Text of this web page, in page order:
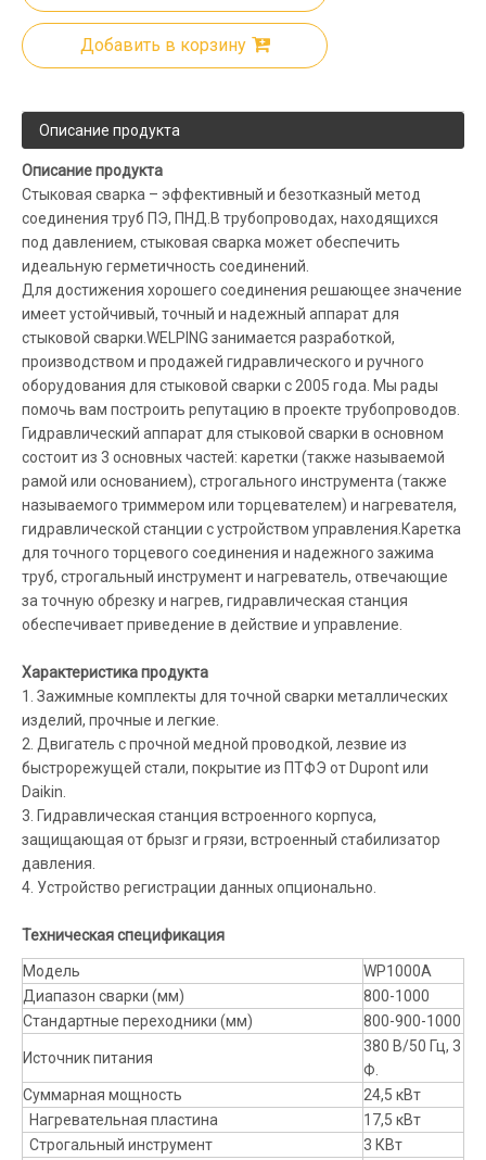
Добавить в корзину
Описание продукта
Описание продукта
Стыковая сварка – эффективный и безотказный метод
соединения труб ПЭ, ПНД.В трубопроводах, находящихся
под давлением, стыковая сварка может обеспечить
идеальную герметичность соединений.
Для достижения хорошего соединения решающее значение
имеет устойчивый, точный и надежный аппарат для
стыковой сварки.WELPING занимается разработкой,
производством и продажей гидравлического и ручного
оборудования для стыковой сварки с 2005 года. Мы рады
помочь вам построить репутацию в проекте трубопроводов.
Гидравлический аппарат для стыковой сварки в основном
состоит из 3 основных частей: каретки (также называемой
рамой или основанием), строгального инструмента (также
называемого триммером или торцевателем) и нагревателя,
гидравлической станции с устройством управления.Каретка
для точного торцевого соединения и надежного зажима
труб, строгальный инструмент и нагреватель, отвечающие
за точную обрезку и нагрев, гидравлическая станция
обеспечивает приведение в действие и управление.
Характеристика продукта
1. Зажимные комплекты для точной сварки металлических
изделий, прочные и легкие.
2. Двигатель с прочной медной проводкой, лезвие из
быстрорежущей стали, покрытие из ПТФЭ от Dupont или
Daikin.
3. Гидравлическая станция встроенного корпуса,
защищающая от брызг и грязи, встроенный стабилизатор
давления.
4. Устройство регистрации данных опционально.
Техническая спецификация
Модель
WP1000A
Диапазон сварки (мм)
800-1000
Стандартные переходники (мм)
800-900-1000
Источник питания
380 В/50 Гц, 3
Ф.
Суммарная мощность
24,5 кВт
Нагревательная пластина
17,5 кВт
Строгальный инструмент
3 КВт